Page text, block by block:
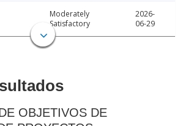
Moderately
Satisfactory
2026-
06-29
OBJETIVOS DE